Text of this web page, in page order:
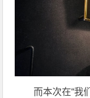
而本次在“我